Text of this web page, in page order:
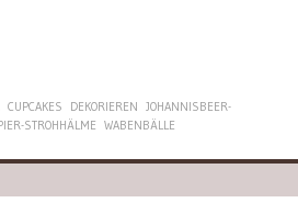
CUPCAKES DEKORIEREN JOHANNISBEER-
STROHHÄLME WABENBÄLLE